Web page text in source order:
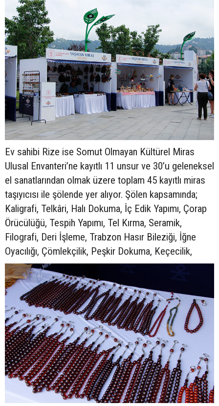
Ev sahibi Rize ise Somut Olmayan Kültürel Miras
Ulusal Envanteri’ne kayıtlı 11 unsur ve 30’u geleneksel
el sanatlarından olmak üzere toplam 45 kayıtlı miras
taşıyıcısı ile şölende yer alıyor. Şölen kapsamında;
Kaligrafi, Telkâri, Halı Dokuma, İç Edik Yapımı, Çorap
Örücülüğü, Tespih Yapımı, Tel Kırma, Seramik,
Filografi, Deri İşleme, Trabzon Hasır Bileziği, İğne
Oyacılığı, Çömlekçilik, Peşkir Dokuma, Keçecilik,